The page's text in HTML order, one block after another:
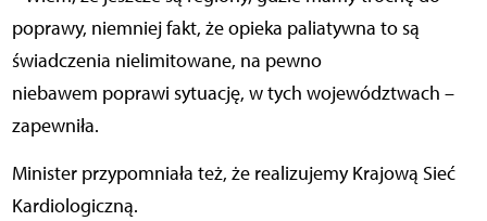
poprawy, niemniej fakt, że opieka paliatywna to są
świadczenia nielimitowane, na pewno
niebawem poprawi sytuację, w tych województwach –
zapewniła.
Minister przypomniała też, że realizujemy Krajową Sieć
Kardiologiczną.